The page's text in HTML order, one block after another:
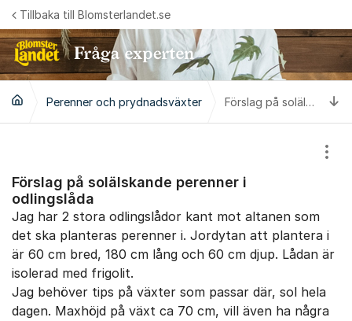
Hoppa till innehåll
Tillbaka till Blomsterlandet.se
Perenner och prydnadsväxter Förslag på solälskande perenner i odlingslåda
Förslag på solälskande perenner i
odlingslåda
Jag har 2 stora odlingslådor kant mot altanen som
det ska planteras perenner i. Jordytan att plantera i
är 60 cm bred, 180 cm lång och 60 cm djup. Lådan är
isolerad med frigolit.
Jag behöver tips på växter som passar där, sol hela
dagen. Maxhöjd på växt ca 70 cm, vill även ha några